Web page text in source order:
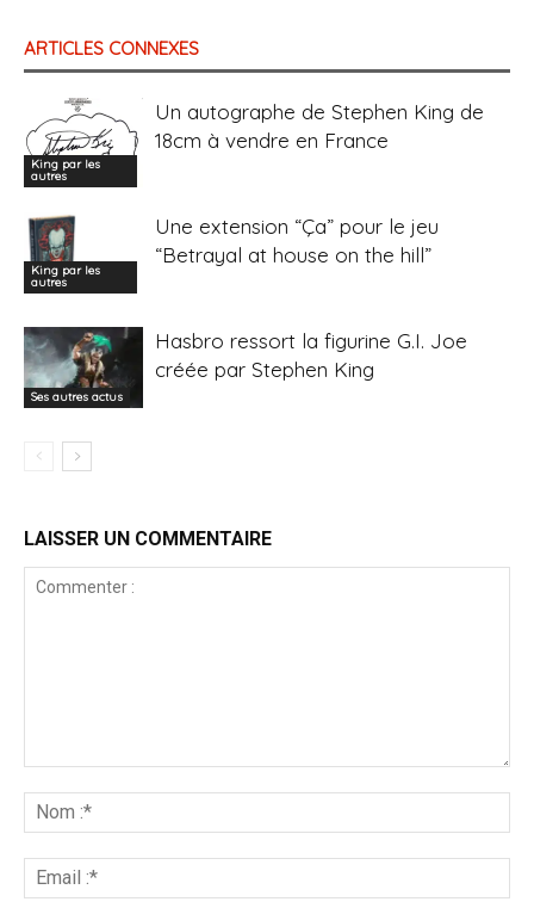
ARTICLES CONNEXES
King par les
autres
Un autographe de Stephen King de
18cm à vendre en France
King par les
autres
Une extension “Ça” pour le jeu
“Betrayal at house on the hill”
Ses autres actus
Hasbro ressort la figurine G.I. Joe
créée par Stephen King
LAISSER UN COMMENTAIRE